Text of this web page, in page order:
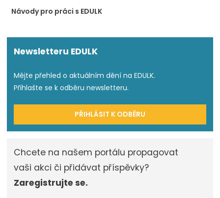
Návody pro práci s EDULK
Newsletteru EDULK
Mějte přehled o aktuálním dění na EDULK.
Přihlašte se k odběru newsletteru.
PŘIHLÁSIT K ODBĚRU
Chcete na našem portálu propagovat
vaši akci či přidávat příspěvky?
Zaregistrujte se.